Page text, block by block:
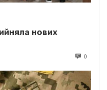
нових
0